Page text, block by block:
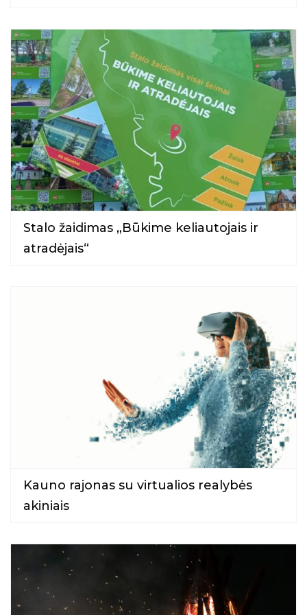
Stalo žaidimas „Būkime keliautojais ir
atradėjais“
Kauno rajonas su virtualios realybės
akiniais